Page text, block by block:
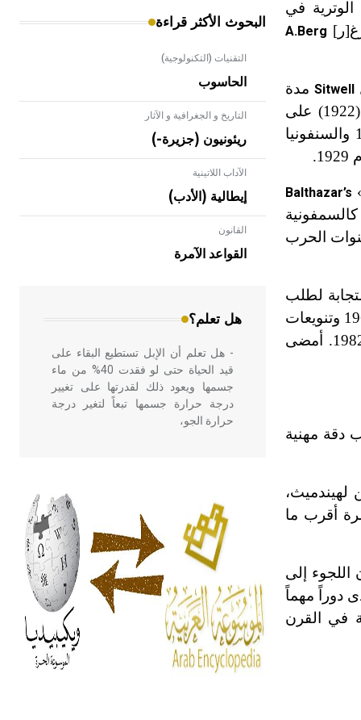
الوترية في
A.Berg
Sitwell مدة
(1922) على
عام 1925 والسنفونيا
Balthazar’s
كالسمفونية
1939. وانصب اهتمامه في سنوات الحرب
لطلب
عام 1956، والسمفونية الثانية عام 1960 وتنويعات
عام 1963، والأوبرا القصيرة «الدب» (1967) ومقدمة وفانتازيا للأوركسترا عام 1982. أمضى
دقة مهنية
لهيندميث،
أقرب ما
اللجوء إلى
دوراً مهماً
في القرن
البحوث الأكثر قراءة
التقنيات (التكنولوجية)
الحاسوب
التاريخ و الجغرافية و الآثار
ريئونيون (جزيرة-)
الآداب اللاتينية
إيطالية (الأدب)
القانون
القواعد الآمرة
هل تعلم؟
- هل تعلم أن الأبلق نوع من الفنون
الهندسية التي ارتبطت بالعمارة الإسلامية
في بلاد الشام ومصر خاصة، حيث يحرص
- هل تعلم أن الإبل تستطيع البقاء على
قيد الحياة حتى لو فقدت 40% من ماء
جسمها ويعود ذلك لقدرتها على تغيير
درجة حرارة جسمها تبعاً لتغير درجة
حرارة الجو،
أربعة مؤلفات هي: الحكم، الأدلة، تنظيم
التغذية، ورسالته في جروح الرأس.
ويعود له الفضل بأنه حرر الطب من
الدين والفلسفة.
- هل تعلم أن المرجان إفراز حيواني
يتكون في البحر ويتركب من مادة
كربونات الكلسيوم، وهو أحمر أو شديد
الحمرة وهو أجود أنواعه، ويمتاز بكبر
الحجم ويسمى الش